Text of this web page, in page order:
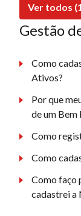
Ver todos
Gestão
Como
Ativos?
Por que
de um
Como
Como
Como faço
cadastrei a